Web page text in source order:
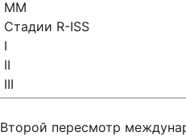
ММ
Стадии R-ISS
I
II
III
Второй пересмотр